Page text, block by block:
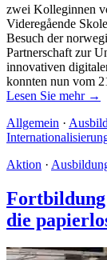
zwei Kolleginnen
Videregående
Besuch der
Partnerschaft zur
innovativen
konnten nun vom
Lesen Sie mehr →
Allgemein ·
Aktion ·
die